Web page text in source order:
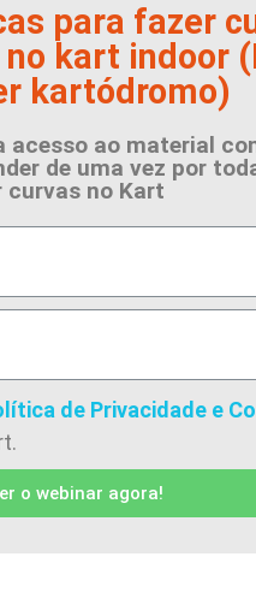
para fazer
kart indoor
kartódromo)
acesso ao material
de uma vez por
curvas no Kart
de Privacidade e
o webinar agora!